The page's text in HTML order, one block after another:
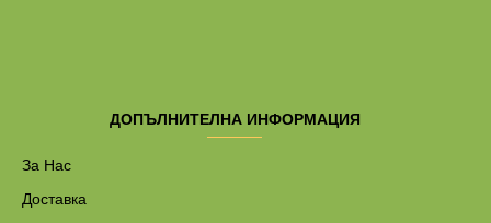
ДОПЪЛНИТЕЛНА ИНФОРМАЦИЯ
За Нас
Доставка